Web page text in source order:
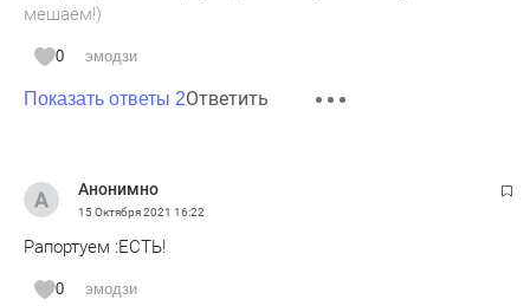
мешаем!)
0 эмодзи
Показать ответы 2Ответить
Анонимно
15 Октября 2021 16:22
Рапортуем :ЕСТЬ!
0 эмодзи